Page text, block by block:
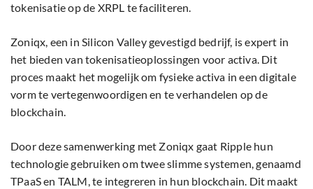
tokenisatie op de XRPL te faciliteren.
Zoniqx, een in Silicon Valley gevestigd bedrijf, is expert in
het bieden van tokenisatieoplossingen voor activa. Dit
proces maakt het mogelijk om fysieke activa in een digitale
vorm te vertegenwoordigen en te verhandelen op de
blockchain.
Door deze samenwerking met Zoniqx gaat Ripple hun
technologie gebruiken om twee slimme systemen, genaamd
TPaaS en TALM, te integreren in hun blockchain. Dit maakt